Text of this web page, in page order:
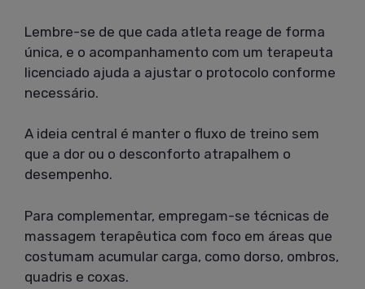
Lembre-se de que cada atleta reage de forma
única, e o acompanhamento com um terapeuta
licenciado ajuda a ajustar o protocolo conforme
necessário.
A ideia central é manter o fluxo de treino sem
que a dor ou o desconforto atrapalhem o
desempenho.
Para complementar, empregam-se técnicas de
massagem terapêutica com foco em áreas que
costumam acumular carga, como dorso, ombros,
quadris e coxas.